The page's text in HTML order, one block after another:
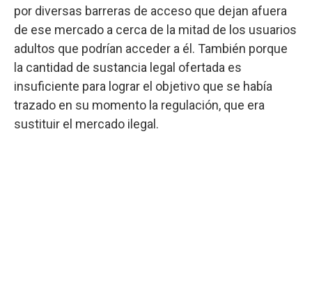
por diversas barreras de acceso que dejan afuera
de ese mercado a cerca de la mitad de los usuarios
adultos que podrían acceder a él. También porque
la cantidad de sustancia legal ofertada es
insuficiente para lograr el objetivo que se había
trazado en su momento la regulación, que era
sustituir el mercado ilegal.